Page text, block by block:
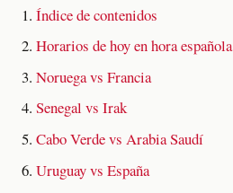
Índice de contenidos
Horarios de hoy en hora española
Noruega vs Francia
Senegal vs Irak
Cabo Verde vs Arabia Saudí
Uruguay vs España